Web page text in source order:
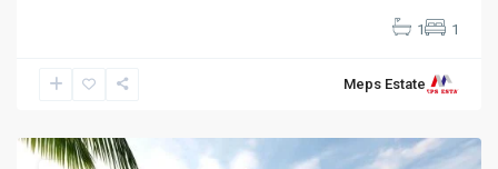
1
1
Meps EstateAlsancak,